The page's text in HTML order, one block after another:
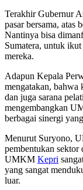
Terakhir Gubernur
pasar bersama,
Nantinya bisa
Sumatera, untuk
mereka.
Adapun Kepala
mengatakan, bahwa
dan juga sarana
mengembangkan
berbagai sinergi
Menurut Suryono,
pembentukan
UMKM Kepri
yang sangat
luar.